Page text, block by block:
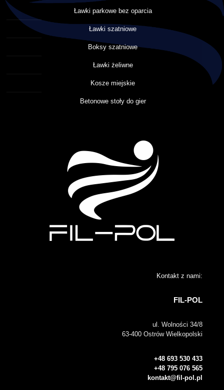
Ławki parkowe bez oparcia
Ławki szatniowe
Boksy szatniowe
Ławki żeliwne
Kosze miejskie
Betonowe stoły do gier
Kontakt z nami:
FIL-POL
ul. Wolności 34/8
63-400 Ostrów Wielkopolski
+48 693 530 433
+48 795 076 565
kontakt@fil-pol.pl